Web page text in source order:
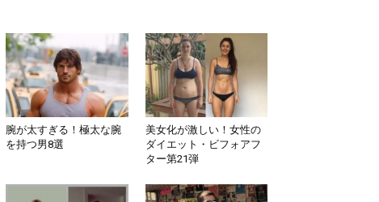
腕が太すぎる！極太な腕
を持つ男8選
美女化が激しい！女性の
ダイエット・ビフォアフ
ター第21弾